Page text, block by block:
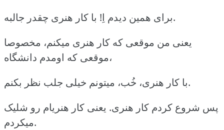
برای همین دیدم اِ! با کار هنری چقدر جالبه.
یعنی من موقعی که کار هنری میکنم، مخصوصا
موقعی که اومدم دانشگاه،
با کار هنری، خُب، میتونم خیلی جلب نظر بکنم.
پس شروع کردم کار هنری. یعنی کار هنریام رو شلیک
میکردم.